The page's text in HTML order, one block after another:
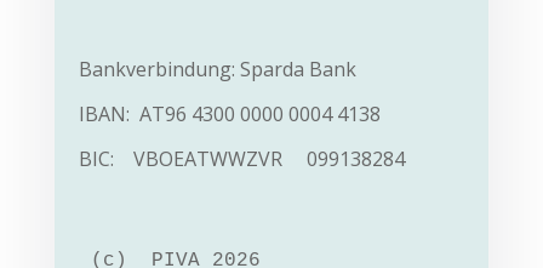
Bankverbindung: Sparda Bank
IBAN: AT96 4300 0000 0004 4138
BIC: VBOEATWWZVR 099138284
(c)  PIVA 2026